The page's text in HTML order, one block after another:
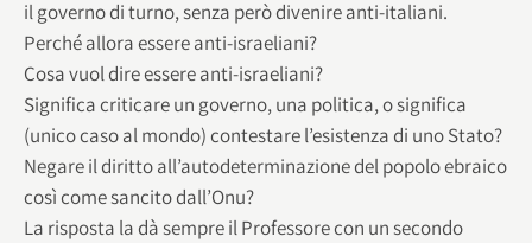
il governo di turno, senza però divenire anti-italiani.
Perché allora essere anti-israeliani?
Cosa vuol dire essere anti-israeliani?
Significa criticare un governo, una politica, o significa
(unico caso al mondo) contestare l’esistenza di uno Stato?
Negare il diritto all’autodeterminazione del popolo ebraico
così come sancito dall’Onu?
La risposta la dà sempre il Professore con un secondo